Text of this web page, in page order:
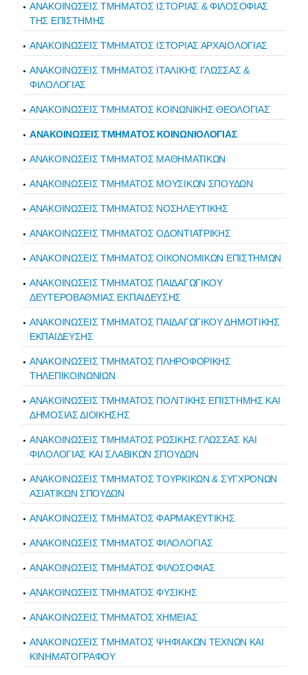
ΑΝΑΚΟΙΝΩΣΕΙΣ ΤΜΗΜΑΤΟΣ ΙΣΤΟΡΙΑΣ & ΦΙΛΟΣΟΦΙΑΣ
ΤΗΣ ΕΠΙΣΤΗΜΗΣ
ΑΝΑΚΟΙΝΩΣΕΙΣ ΤΜΗΜΑΤΟΣ ΙΣΤΟΡΙΑΣ ΑΡΧΑΙΟΛΟΓΙΑΣ
ΑΝΑΚΟΙΝΩΣΕΙΣ ΤΜΗΜΑΤΟΣ ΙΤΑΛΙΚΗΣ ΓΛΩΣΣΑΣ &
ΦΙΛΟΛΟΓΙΑΣ
ΑΝΑΚΟΙΝΩΣΕΙΣ ΤΜΗΜΑΤΟΣ ΚΟΙΝΩΝΙΚΗΣ ΘΕΟΛΟΓΙΑΣ
ΑΝΑΚΟΙΝΩΣΕΙΣ ΤΜΗΜΑΤΟΣ ΚΟΙΝΩΝΙΟΛΟΓΙΑΣ
ΑΝΑΚΟΙΝΩΣΕΙΣ ΤΜΗΜΑΤΟΣ ΜΑΘΗΜΑΤΙΚΩΝ
ΑΝΑΚΟΙΝΩΣΕΙΣ ΤΜΗΜΑΤΟΣ ΜΟΥΣΙΚΩΝ ΣΠΟΥΔΩΝ
ΑΝΑΚΟΙΝΩΣΕΙΣ ΤΜΗΜΑΤΟΣ ΝΟΣΗΛΕΥΤΙΚΗΣ
ΑΝΑΚΟΙΝΩΣΕΙΣ ΤΜΗΜΑΤΟΣ ΟΔΟΝΤΙΑΤΡΙΚΗΣ
ΑΝΑΚΟΙΝΩΣΕΙΣ ΤΜΗΜΑΤΟΣ ΟΙΚΟΝΟΜΙΚΩΝ ΕΠΙΣΤΗΜΩΝ
ΑΝΑΚΟΙΝΩΣΕΙΣ ΤΜΗΜΑΤΟΣ ΠΑΙΔΑΓΩΓΙΚΟΥ
ΔΕΥΤΕΡΟΒΑΘΜΙΑΣ ΕΚΠΑΙΔΕΥΣΗΣ
ΑΝΑΚΟΙΝΩΣΕΙΣ ΤΜΗΜΑΤΟΣ ΠΑΙΔΑΓΩΓΙΚΟΥ ΔΗΜΟΤΙΚΗΣ
ΕΚΠΑΙΔΕΥΣΗΣ
ΑΝΑΚΟΙΝΩΣΕΙΣ ΤΜΗΜΑΤΟΣ ΠΛΗΡΟΦΟΡΙΚΗΣ
ΤΗΛΕΠΙΚΟΙΝΩΝΙΩΝ
ΑΝΑΚΟΙΝΩΣΕΙΣ ΤΜΗΜΑΤΟΣ ΠΟΛΙΤΙΚΗΣ ΕΠΙΣΤΗΜΗΣ ΚΑΙ
ΔΗΜΟΣΙΑΣ ΔΙΟΙΚΗΣΗΣ
ΑΝΑΚΟΙΝΩΣΕΙΣ ΤΜΗΜΑΤΟΣ ΡΩΣΙΚΗΣ ΓΛΩΣΣΑΣ ΚΑΙ
ΦΙΛΟΛΟΓΙΑΣ ΚΑΙ ΣΛΑΒΙΚΩΝ ΣΠΟΥΔΩΝ
ΑΝΑΚΟΙΝΩΣΕΙΣ ΤΜΗΜΑΤΟΣ ΤΟΥΡΚΙΚΩΝ & ΣΥΓΧΡΟΝΩΝ
ΑΣΙΑΤΙΚΩΝ ΣΠΟΥΔΩΝ
ΑΝΑΚΟΙΝΩΣΕΙΣ ΤΜΗΜΑΤΟΣ ΦΑΡΜΑΚΕΥΤΙΚΗΣ
ΑΝΑΚΟΙΝΩΣΕΙΣ ΤΜΗΜΑΤΟΣ ΦΙΛΟΛΟΓΙΑΣ
ΑΝΑΚΟΙΝΩΣΕΙΣ ΤΜΗΜΑΤΟΣ ΦΙΛΟΣΟΦΙΑΣ
ΑΝΑΚΟΙΝΩΣΕΙΣ ΤΜΗΜΑΤΟΣ ΦΥΣΙΚΗΣ
ΑΝΑΚΟΙΝΩΣΕΙΣ ΤΜΗΜΑΤΟΣ ΧΗΜΕΙΑΣ
ΑΝΑΚΟΙΝΩΣΕΙΣ ΤΜΗΜΑΤΟΣ ΨΗΦΙΑΚΩΝ ΤΕΧΝΩΝ ΚΑΙ
ΚΙΝΗΜΑΤΟΓΡΑΦΟΥ